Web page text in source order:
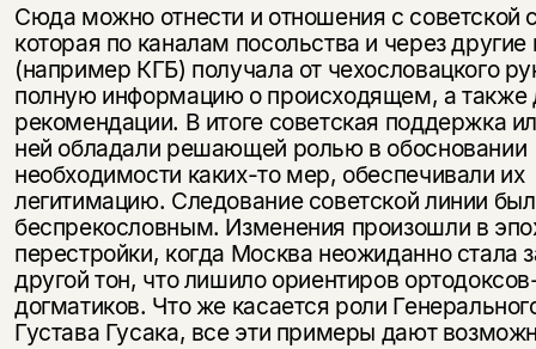
Сюда можно отнести и отношения с советской
которая по каналам посольства и через другие
(например КГБ) получала от чехословацкого
полную информацию о происходящем, а также
рекомендации. В итоге советская поддержка
ней обладали решающей ролью в обосновании
необходимости каких-то мер, обеспечивали их
легитимацию. Следование советской линии
беспрекословным. Изменения произошли в
перестройки, когда Москва неожиданно стала
другой тон, что лишило ориентиров
догматиков. Что же касается роли
Густава Гусака, все эти примеры дают